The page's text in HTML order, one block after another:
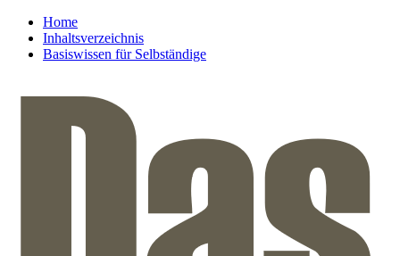
Home
Inhaltsverzeichnis
Basiswissen für Selbständige